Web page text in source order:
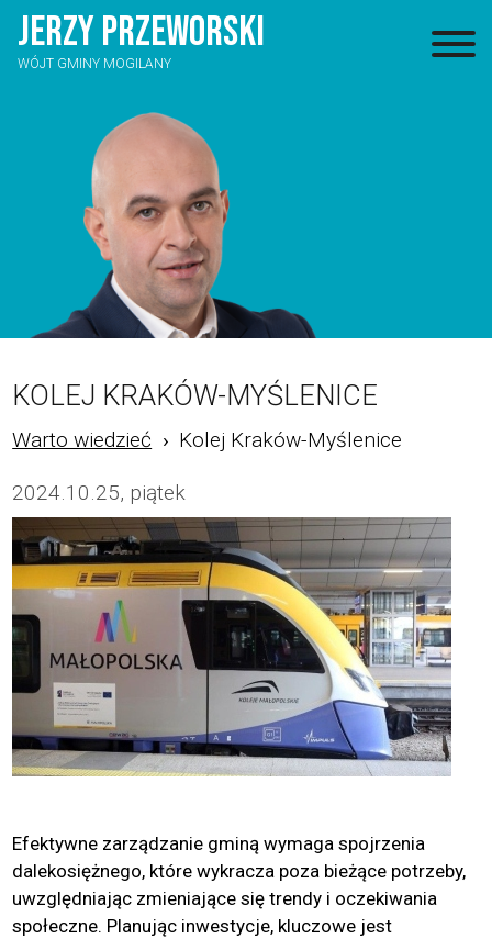
JERZYPRZEWORSKI
WÓJT GMINY MOGILANY
KOLEJ KRAKÓW-MYŚLENICE
Warto wiedzieć Kolej Kraków-Myślenice
2024.10.25, piątek
Efektywne zarządzanie gminą wymaga spojrzenia
dalekosiężnego, które wykracza poza bieżące potrzeby,
uwzględniając zmieniające się trendy i oczekiwania
społeczne. Planując inwestycje, kluczowe jest